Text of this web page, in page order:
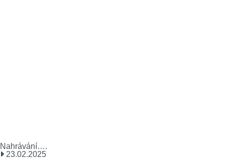
Nahrávání….
23.02.2025